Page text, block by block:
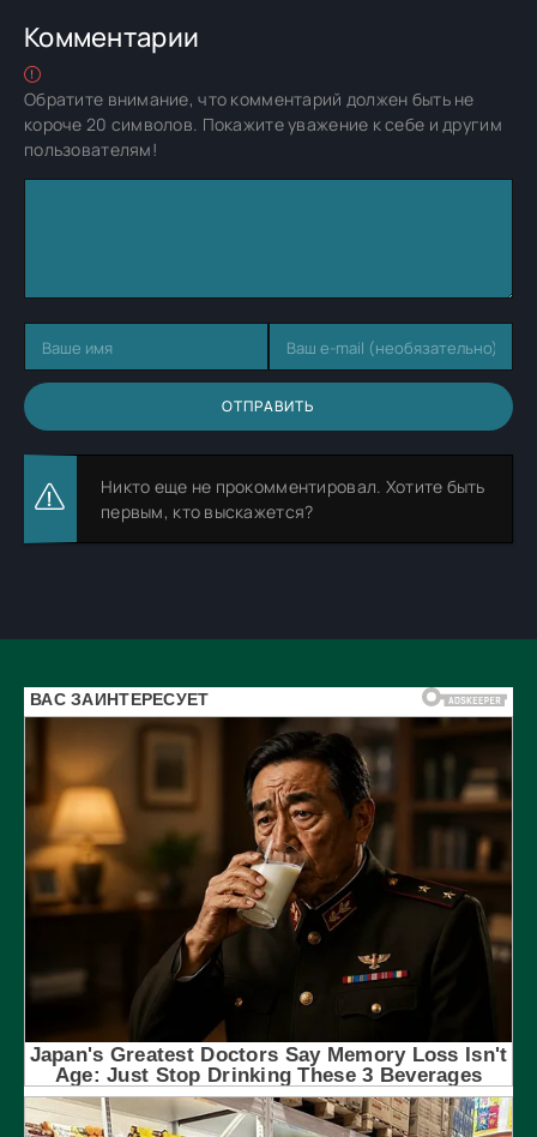
Комментарии
Обратите внимание, что комментарий должен быть не
короче 20 символов. Покажите уважение к себе и другим
пользователям!
ОТПРАВИТЬ
Никто еще не прокомментировал. Хотите быть
первым, кто выскажется?